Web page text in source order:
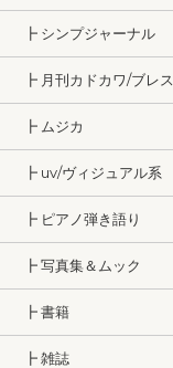
┣ シンプジャーナル
┣ 月刊カドカワ/ブレス
┣ ムジカ
┣ uv/ヴィジュアル系
┣ ピアノ弾き語り
┣ 写真集＆ムック
┣ 書籍
┣ 雑誌